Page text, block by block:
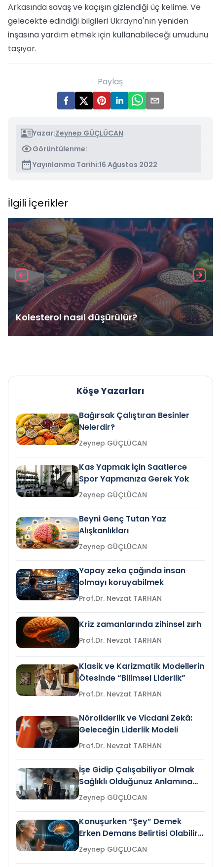
Arkasında savaş ve kaçışın gizlendiği üç kelime. Ve
gelecekte edindiği bilgileri Ukrayna'nın yeniden
inşasına yardım etmek için kullanabileceği umudunu
taşıyor.
Paylaş
Yazar:Zeynep GÜÇLÜCAN
Görüntülenme:
Yayınlanma Tarihi:16 Ağustos 2022
İlgili İçerikler
Kolesterol nasıl düşürülür?
Köşe Yazarları
Bağırsak Çalıştıran Besinler
Nelerdir?
Zeynep GÜÇLÜCAN
Kas Yapmak İçin Saatlerce
Spor Yapmanıza Gerek Yok
Zeynep GÜÇLÜCAN
Beyni Genç Tutan Yaz
Alışkanlıkları
Zeynep GÜÇLÜCAN
Yapay zeka çağında insan
olmayı koruyabilmek
Prof.Dr. Nevzat TARHAN
Kriz zamanlarında zihinsel zırh
Prof.Dr. Nevzat TARHAN
Klasik ve Karizmatik Modellerin
Ötesinde “Bilimsel Liderlik”
Prof.Dr. Nevzat TARHAN
Nöroliderlik ve Vicdani Zekâ:
Geleceğin Liderlik Modeli
Prof.Dr. Nevzat TARHAN
İşe Gidip Çalışabiliyor Olmak
Sağlıklı Olduğunuz Anlamına
Gelir mi?Zeynep GÜÇLÜCAN
Konuşurken “Şey” Demek
Erken Demans Belirtisi Olabilir
mi?
Zeynep GÜÇLÜCAN